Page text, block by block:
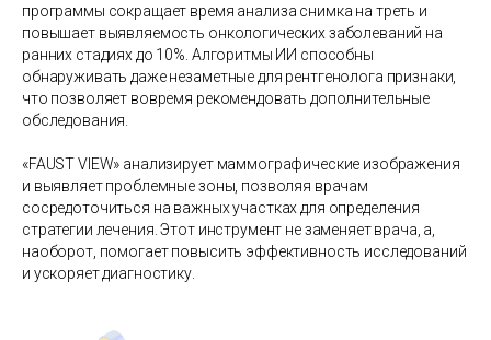
программы сокращает время анализа снимка на треть и
повышает выявляемость онкологических заболеваний на
ранних стадиях до 10%. Алгоритмы ИИ способны
обнаруживать даже незаметные для рентгенолога признаки,
что позволяет вовремя рекомендовать дополнительные
обследования.
«FAUST VIEW» анализирует маммографические изображения
и выявляет проблемные зоны, позволяя врачам
сосредоточиться на важных участках для определения
стратегии лечения. Этот инструмент не заменяет врача, а,
наоборот, помогает повысить эффективность исследований
и ускоряет диагностику.